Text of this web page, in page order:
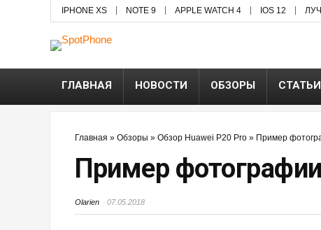
IPHONE XS NOTE 9 APPLE WATCH 4 IOS 12
ГЛАВНАЯ НОВОСТИ ОБЗОРЫ СТАТЬИ
Главная » Обзоры » Обзор Huawei P20 Pro » Пример
Пример
Olarien 07.05.2018